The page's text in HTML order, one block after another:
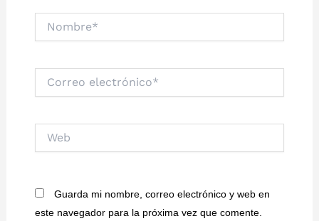
electrónico*
Guarda mi nombre, correo electrónico y web en
este navegador para la próxima vez que comente.